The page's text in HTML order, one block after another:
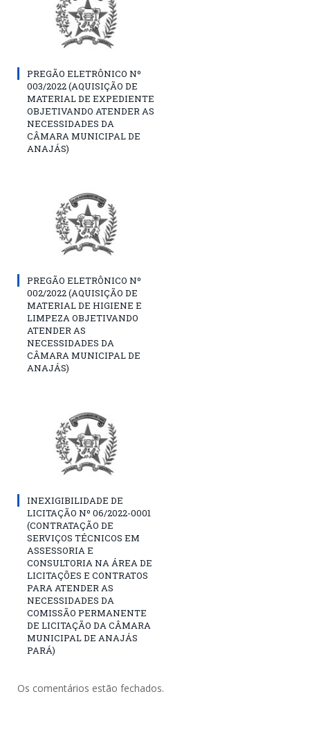
PREGÃO ELETRÔNICO Nº
003/2022 (AQUISIÇÃO DE
MATERIAL DE EXPEDIENTE
OBJETIVANDO ATENDER AS
NECESSIDADES DA
CÂMARA MUNICIPAL DE
ANAJÁS)
PREGÃO ELETRÔNICO Nº
002/2022 (AQUISIÇÃO DE
MATERIAL DE HIGIENE E
LIMPEZA OBJETIVANDO
ATENDER AS
NECESSIDADES DA
CÂMARA MUNICIPAL DE
ANAJÁS)
INEXIGIBILIDADE DE
LICITAÇÃO Nº 06/2022-0001
(CONTRATAÇÃO DE
SERVIÇOS TÉCNICOS EM
ASSESSORIA E
CONSULTORIA NA ÁREA DE
LICITAÇÕES E CONTRATOS
PARA ATENDER AS
NECESSIDADES DA
COMISSÃO PERMANENTE
DE LICITAÇÃO DA CÂMARA
MUNICIPAL DE ANAJÁS
PARÁ)
Os comentários estão fechados.